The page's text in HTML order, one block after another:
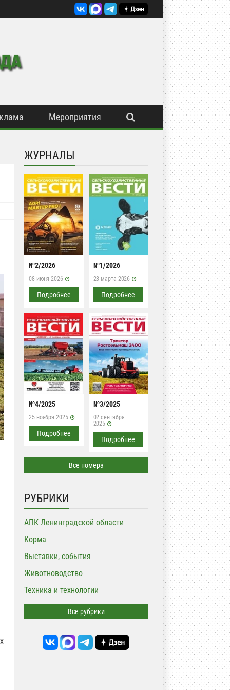
Мероприятия
ЖУРНАЛЫ
№2/2026
08 июня 2026
Подробнее
№1/2026
23 марта 2026
Подробнее
№4/2025
25 ноября 2025
Подробнее
№3/2025
02 сентября
2025
Подробнее
Все номера
РУБРИКИ
АПК Ленинградской области
Корма
Выставки, события
Животноводство
Техника и технологии
Все рубрики